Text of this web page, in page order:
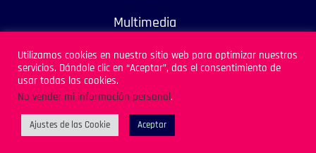
Multimedia
2025
Sitio Desarrollado por
Archipiélago
Utilizamos cookies en nuestro sitio web para optimizar nuestros
servicios. Dándole clic en “Aceptar”, das el consentimiento de
usar todas las cookies.
No vender mi información personal.
Ajustes de las Cookie Aceptar